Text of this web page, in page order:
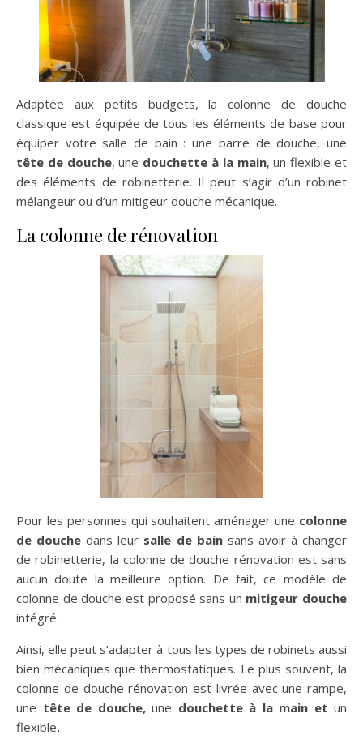
Adaptée aux petits budgets, la colonne de douche
classique est équipée de tous les éléments de base pour
équiper votre salle de bain : une barre de douche, une
tête de douche, une douchette à la main, un flexible et
des éléments de robinetterie. Il peut s’agir d’un robinet
mélangeur ou d’un mitigeur douche mécanique.
La colonne de rénovation
Pour les personnes qui souhaitent aménager une colonne
de douche dans leur salle de bainsans avoir à changer
de robinetterie, la colonne de douche rénovation est sans
aucun doute la meilleure option. De fait, ce modèle de
colonne de douche est proposé sans un mitigeur douche
intégré.
Ainsi, elle peut s’adapter à tous les types de robinets aussi
bien mécaniques que thermostatiques. Le plus souvent, la
colonne de douche rénovation est livrée avec une rampe,
une tête de douche, une douchette à la main et un
flexible.